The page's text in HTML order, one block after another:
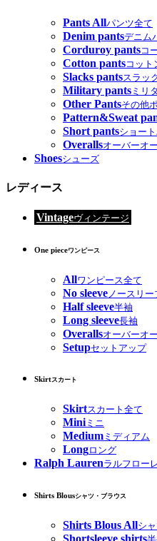
Pants Allパンツ全て
Denim pantsデニム
Corduroy pantsコ
Cotton pantsコット
Slacks pantsスラッ
Military pants ミリ
Other Pantsその他
Pattern&Sweat
Short pantsショー
Overallsオーバーオ
Shoesシューズ
レディース
Vintageヴィンテージ
One pieceワンピース
Allワンピース全て
No sleeve ノースリー
Half sleeve半袖
Long sleeve長袖
Overallsオーバーオ
Setupセットアップ
Skirtスカート
Skirtスカート全て
Miniミニ
Medium ミディアム
Longロング
Ralph Laurenラルフロー
Shirts Blousシャツ・ブラウス
Shirts Blous Allシ